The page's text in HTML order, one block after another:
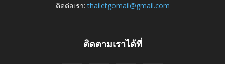
ติดต่อเรา:thailetgomail@gmail.com
ติดตามเราได้ที่